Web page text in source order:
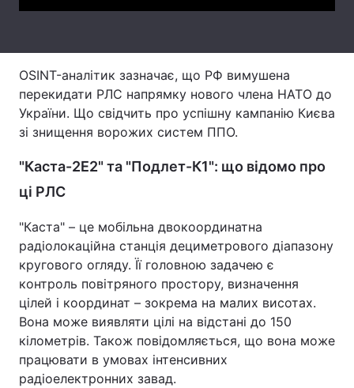
Тема оформлення
OSINT-аналітик зазначає, що РФ вимушена
перекидати РЛС напрямку нового члена НАТО до
України. Що свідчить про успішну кампанію Києва
зі знищення ворожих систем ППО.
"Каста-2Е2" та "Подлет-К1": що відомо про
ці РЛС
"Каста" – це мобільна двокоординатна
радіолокаційна станція дециметрового діапазону
кругового огляду. Її головною задачею є
контроль повітряного простору, визначення
цілей і координат – зокрема на малих висотах.
Вона може виявляти цілі на відстані до 150
кілометрів. Також повідомляється, що вона може
працювати в умовах інтенсивних
радіоелектронних завад.